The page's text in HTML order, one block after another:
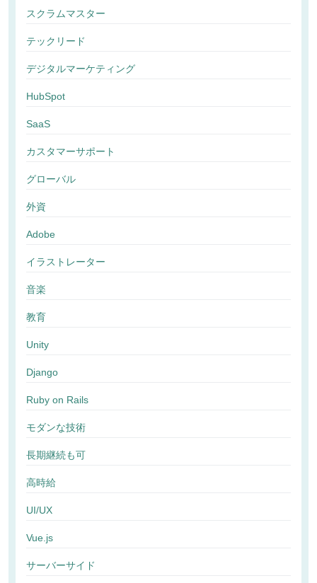
スクラムマスター
テックリード
デジタルマーケティング
HubSpot
SaaS
カスタマーサポート
グローバル
外資
Adobe
イラストレーター
音楽
教育
Unity
Django
Ruby on Rails
モダンな技術
長期継続も可
高時給
UI/UX
Vue.js
サーバーサイド